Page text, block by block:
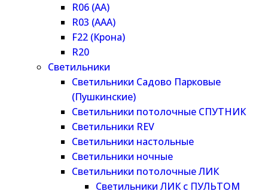
R06 (AA)
R03 (AAA)
F22 (Крона)
R20
Светильники
Светильники Садово Парковые
(Пушкинские)
Светильники потолочные СПУТНИК
Светильники REV
Светильники настольные
Светильники ночные
Светильники потолочные ЛИК
Светильники ЛИК с ПУЛЬТОМ